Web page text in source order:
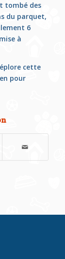
tombé des
du parquet,
6
à
cette
pour